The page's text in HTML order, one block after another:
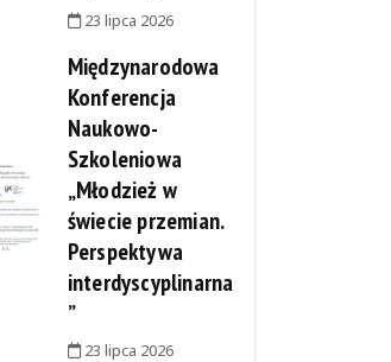
23 lipca 2026
Międzynarodowa
Konferencja
Naukowo-
Szkoleniowa
„Młodzież w
świecie przemian.
Perspektywa
interdyscyplinarna
”
23 lipca 2026